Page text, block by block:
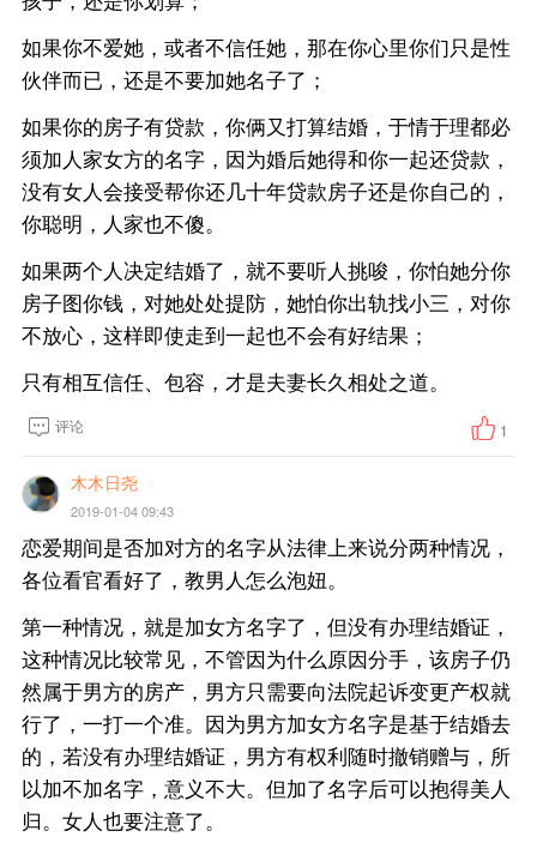
如果你不爱她，或者不信任她，那在你心里你们只是性
伙伴而已，还是不要加她名子了；
如果你的房子有贷款，你俩又打算结婚，于情于理都必
须加人家女方的名字，因为婚后她得和你一起还贷款，
没有女人会接受帮你还几十年贷款房子还是你自己的，
你聪明，人家也不傻。
如果两个人决定结婚了，就不要听人挑唆，你怕她分你
房子图你钱，对她处处提防，她怕你出轨找小三，对你
不放心，这样即使走到一起也不会有好结果；
只有相互信任、包容，才是夫妻长久相处之道。
评论 1
木木日尧
2019-01-04 09:43
恋爱期间是否加对方的名字从法律上来说分两种情况，
各位看官看好了，教男人怎么泡妞。
第一种情况，就是加女方名字了，但没有办理结婚证，
这种情况比较常见，不管因为什么原因分手，该房子仍
然属于男方的房产，男方只需要向法院起诉变更产权就
行了，一打一个准。因为男方加女方名字是基于结婚去
的，若没有办理结婚证，男方有权利随时撤销赠与，所
以加不加名字，意义不大。但加了名字后可以抱得美人
归。女人也要注意了。